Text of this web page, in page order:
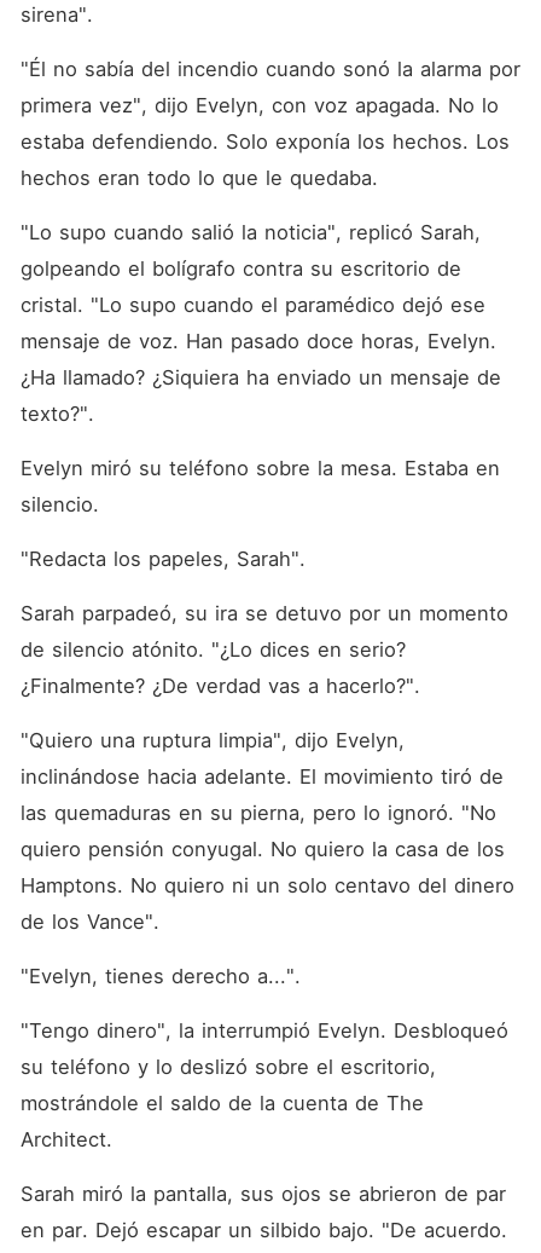
sirena".
"Él no sabía del incendio cuando sonó la alarma por
primera vez", dijo Evelyn, con voz apagada. No lo
estaba defendiendo. Solo exponía los hechos. Los
hechos eran todo lo que le quedaba.
"Lo supo cuando salió la noticia", replicó Sarah,
golpeando el bolígrafo contra su escritorio de
cristal. "Lo supo cuando el paramédico dejó ese
mensaje de voz. Han pasado doce horas, Evelyn.
¿Ha llamado? ¿Siquiera ha enviado un mensaje de
texto?".
Evelyn miró su teléfono sobre la mesa. Estaba en
silencio.
"Redacta los papeles, Sarah".
Sarah parpadeó, su ira se detuvo por un momento
de silencio atónito. "¿Lo dices en serio?
¿Finalmente? ¿De verdad vas a hacerlo?".
"Quiero una ruptura limpia", dijo Evelyn,
inclinándose hacia adelante. El movimiento tiró de
las quemaduras en su pierna, pero lo ignoró. "No
quiero pensión conyugal. No quiero la casa de los
Hamptons. No quiero ni un solo centavo del dinero
de los Vance".
"Evelyn, tienes derecho a...".
"Tengo dinero", la interrumpió Evelyn. Desbloqueó
su teléfono y lo deslizó sobre el escritorio,
mostrándole el saldo de la cuenta de The
Architect.
Sarah miró la pantalla, sus ojos se abrieron de par
en par. Dejó escapar un silbido bajo. "De acuerdo.